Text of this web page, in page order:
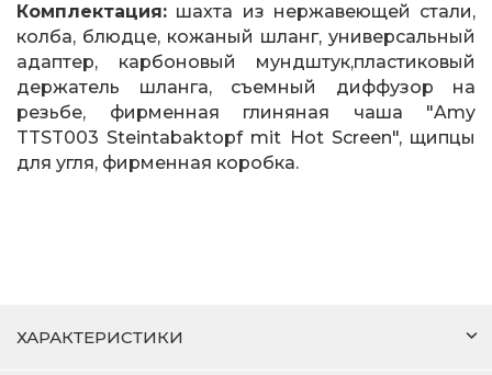
Комплектация: шахта из нержавеющей стали,
колба, блюдце, кожаный шланг, универсальный
адаптер, карбоновый мундштук,пластиковый
держатель шланга, съемный диффузор на
резьбе, фирменная глиняная чаша "Amy
TTST003 Steintabaktopf mit Hot Screen", щипцы
для угля, фирменная коробка.
ХАРАКТЕРИСТИКИ